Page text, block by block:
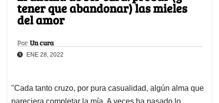
tener que abandonar) las mieles
del amor
Por Un cura
ENE 28, 2022
"Cada tanto cruzo, por pura casualidad, algún alma que